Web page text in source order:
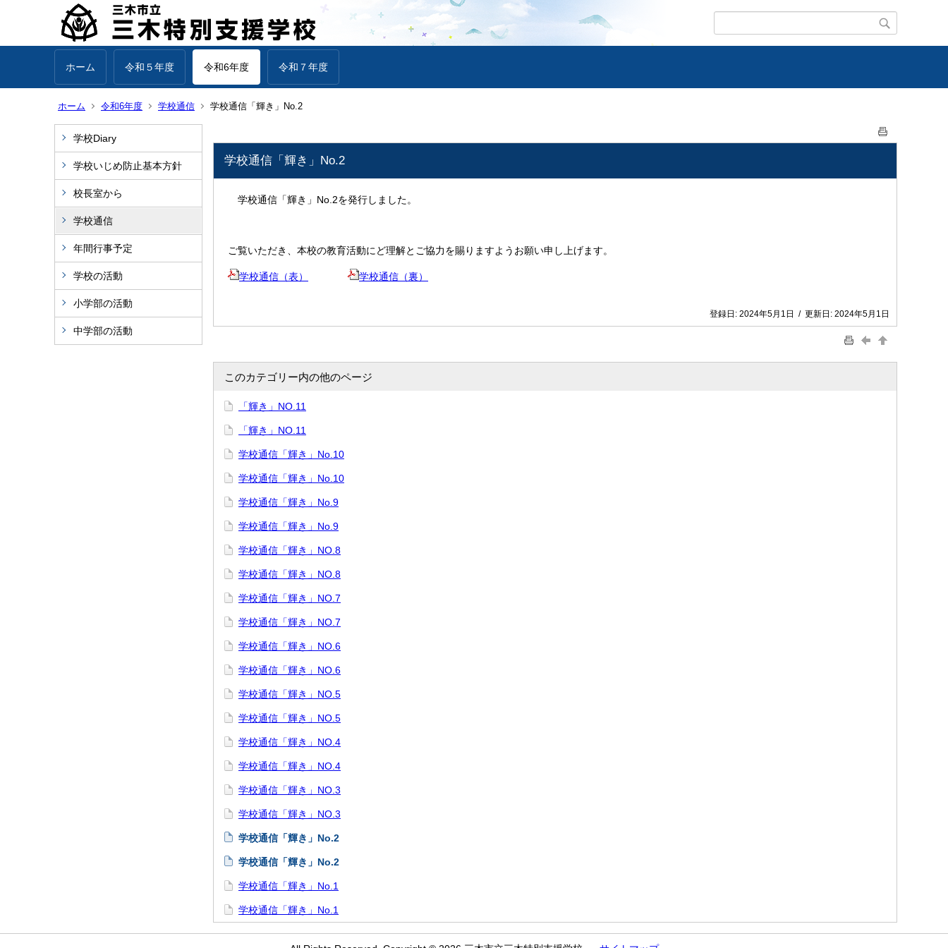
ホーム 令和５年度 令和6年度 令和７年度
ホーム 令和6年度 学校通信 学校通信「輝き」No.2
学校Diary
学校いじめ防止基本方針
校長室から
学校通信
年間行事予定
学校の活動
小学部の活動
中学部の活動
学校通信「輝き」No.2
学校通信「輝き」No.2を発行しました。
ご覧いただき、本校の教育活動にど理解とご協力を賜りますようお願い申し上げます。
学校通信（表） 学校通信（裏）
登録日: 2024年5月1日 / 更新日: 2024年5月1日
このカテゴリー内の他のページ
「輝き」NO.11
「輝き」NO.11
学校通信「輝き」No.10
学校通信「輝き」No.10
学校通信「輝き」No.9
学校通信「輝き」No.9
学校通信「輝き」NO.8
学校通信「輝き」NO.8
学校通信「輝き」NO.7
学校通信「輝き」NO.7
学校通信「輝き」NO.6
学校通信「輝き」NO.6
学校通信「輝き」NO.5
学校通信「輝き」NO.5
学校通信「輝き」NO.4
学校通信「輝き」NO.4
学校通信「輝き」NO.3
学校通信「輝き」NO.3
学校通信「輝き」No.2
学校通信「輝き」No.2
学校通信「輝き」No.1
学校通信「輝き」No.1